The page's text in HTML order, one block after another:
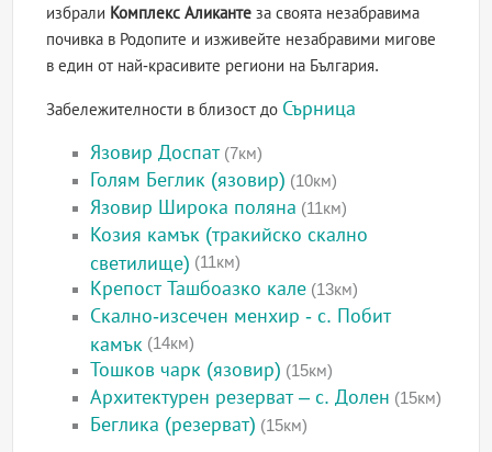
избрали Комплекс Аликанте за своята незабравима
почивка в Родопите и изживейте незабравими мигове
в един от най-красивите региони на България.
Забележителности в близост до Сърница
Язовир Доспат(7км)
Голям Беглик (язовир) (10км)
Язовир Широка поляна (11км)
Козия камък (тракийско скално
светилище) (11км)
Крепост Ташбоазко кале (13км)
Скално-изсечен менхир - с. Побит
камък (14км)
Тошков чарк (язовир) (15км)
Архитектурен резерват – с. Долен (15км)
Беглика (резерват) (15км)